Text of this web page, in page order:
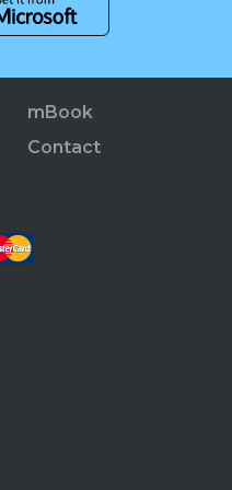
mBook
Contact